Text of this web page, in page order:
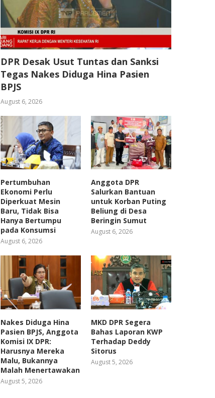
DPR Desak Usut Tuntas dan Sanksi
Tegas Nakes Diduga Hina Pasien
BPJS
August 6, 2026
Pertumbuhan
Ekonomi Perlu
Diperkuat Mesin
Baru, Tidak Bisa
Hanya Bertumpu
pada Konsumsi
August 6, 2026
Anggota DPR
Salurkan Bantuan
untuk Korban Puting
Beliung di Desa
Beringin Sumut
August 6, 2026
Nakes Diduga Hina
Pasien BPJS, Anggota
Komisi IX DPR:
Harusnya Mereka
Malu, Bukannya
Malah Menertawakan
August 5, 2026
MKD DPR Segera
Bahas Laporan KWP
Terhadap Deddy
Sitorus
August 5, 2026